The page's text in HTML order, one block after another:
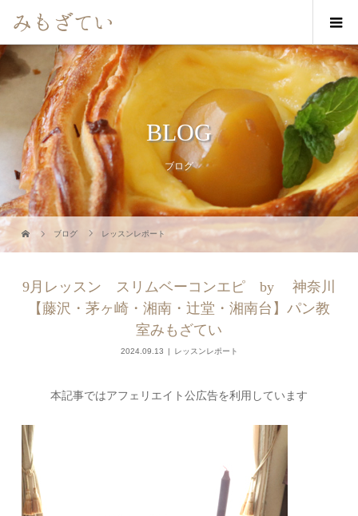
BLOG
ブログ
ブログ レッスンレポート
9月レッスン スリムベーコンエピ by 神奈川
【藤沢・茅ヶ崎・湘南・辻堂・湘南台】パン教
室みもざてい
2024.09.13 レッスンレポート
本記事ではアフェリエイト公広告を利用しています